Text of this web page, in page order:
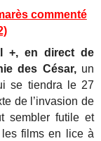
commenté
+, en direct de
des César,un
se tiendra le 27
de l’invasion de
sembler futile et
les films en lice à